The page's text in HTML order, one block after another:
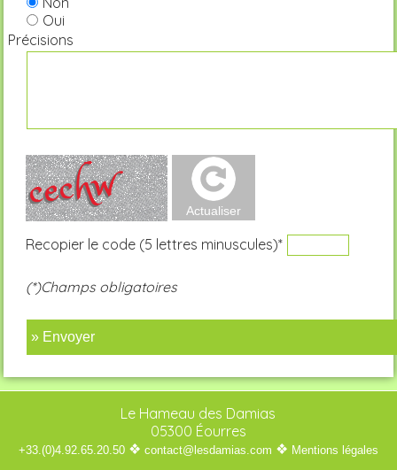
Oui
Précisions
Recopier le code (5 lettres minuscules)*
(*)Champs obligatoires
» Envoyer
Le Hameau des Damias
05300 Éourres
+33.(0)4.92.65.20.50 ❖ contact@lesdamias.com ❖ Mentions légales